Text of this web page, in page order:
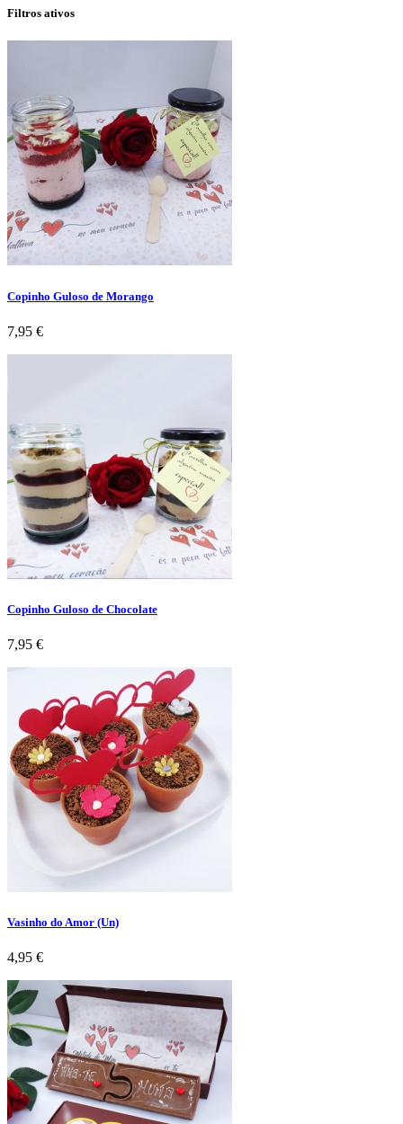
Filtros ativos
Copinho Guloso de Morango
Preço
7,95 €
Copinho Guloso de Chocolate
Preço
7,95 €
Vasinho do Amor (Un)
Preço
4,95 €